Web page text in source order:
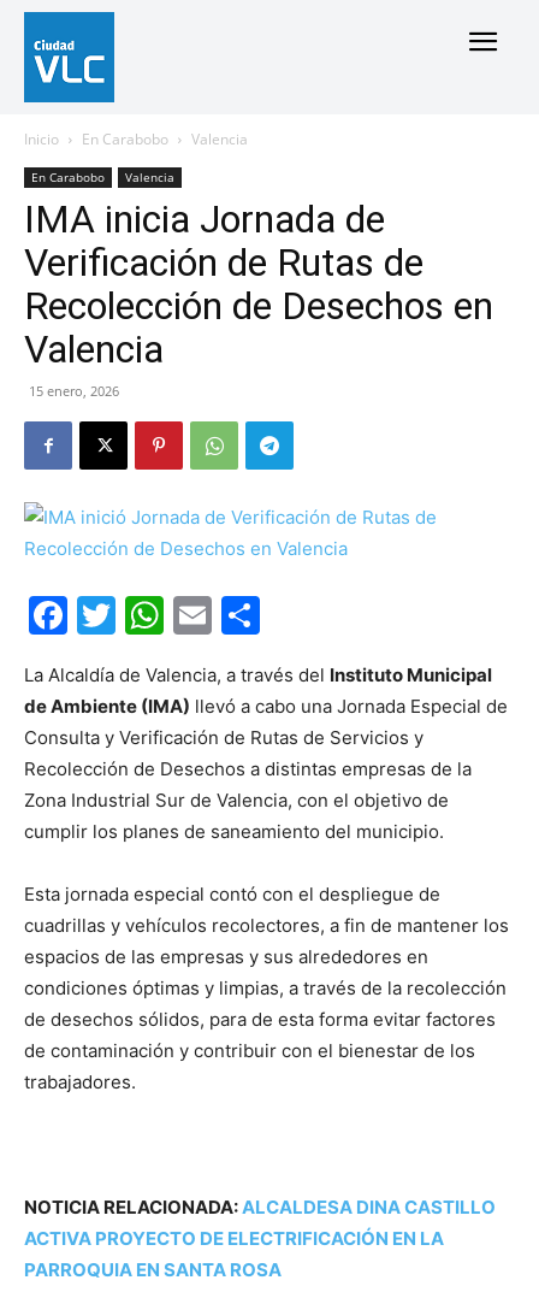
Inicio En Carabobo Valencia
En Carabobo Valencia
IMA inicia Jornada de
Verificación de Rutas de
Recolección de Desechos en
Valencia
15 enero, 2026
Facebook
Twitter
WhatsApp
Email
La Alcaldía de Valencia, a través del Instituto Municipal
de Ambiente (IMA) llevó a cabo una Jornada Especial de
Consulta y Verificación de Rutas de Servicios y
Recolección de Desechos a distintas empresas de la
Zona Industrial Sur de Valencia, con el objetivo de
cumplir los planes de saneamiento del municipio.
Esta jornada especial contó con el despliegue de
cuadrillas y vehículos recolectores, a fin de mantener los
espacios de las empresas y sus alrededores en
condiciones óptimas y limpias, a través de la recolección
de desechos sólidos, para de esta forma evitar factores
de contaminación y contribuir con el bienestar de los
trabajadores.
NOTICIA RELACIONADA:ALCALDESA DINA CASTILLO
ACTIVA PROYECTO DE ELECTRIFICACIÓN EN LA
PARROQUIA EN SANTA ROSA